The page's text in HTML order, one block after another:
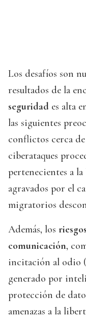
Los desafíos son
resultados de la
seguridad es alta
las siguientes
conflictos cerca
ciberataques
pertenecientes a la
agravados por el
migratorios
Además, los
comunicación,
incitación al odio
generado por
protección de
amenazas a la